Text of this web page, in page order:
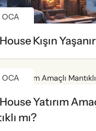
OCA
Kışın
OCA
Yatırım
mı?